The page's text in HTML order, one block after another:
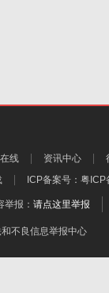
线 资讯中心
ICP备案号： 粤ICP
举报： 请点这里举报